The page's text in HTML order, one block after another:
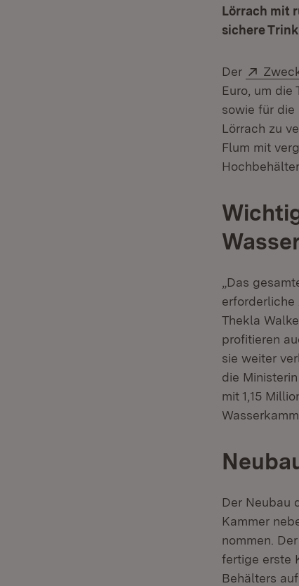
Lörrach mit
sichere
Der
Euro, um
sowie für die
Lörrach zu
Flum mit
„Das
erforderliche
Thekla
profitieren
sie weiter
die
mit 1,15
Der Neubau
Kammer
nommen.
fertige erste
Behälters